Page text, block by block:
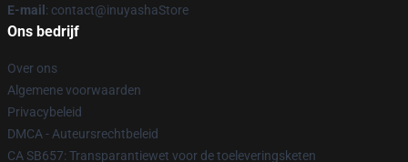
E-mail : contact@inuyashaStore
Ons bedrijf
Over ons
Algemene voorwaarden
Privacybeleid
DMCA - Auteursrechtbeleid
CA SB657: Transparantiewet voor de toeleveringsketen